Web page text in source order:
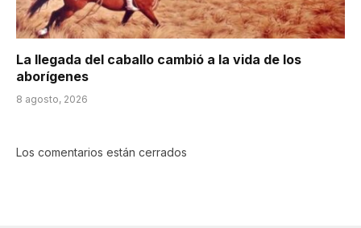
La llegada del caballo cambió a la vida de los
aborígenes
8 agosto, 2026
Los comentarios están cerrados